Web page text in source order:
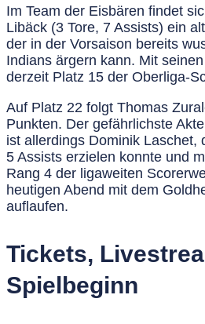
Im Team der Eisbären findet
Libäck (3 Tore, 7 Assists) ein
der in der Vorsaison bereits
Indians ärgern kann. Mit seinen
derzeit Platz 15 der Oberliga-
Auf Platz 22 folgt Thomas
Punkten. Der gefährlichste
ist allerdings Dominik Laschet,
5 Assists erzielen konnte und
Rang 4 der ligaweiten
heutigen Abend mit dem
auflaufen.
Tickets,
Spielbeginn